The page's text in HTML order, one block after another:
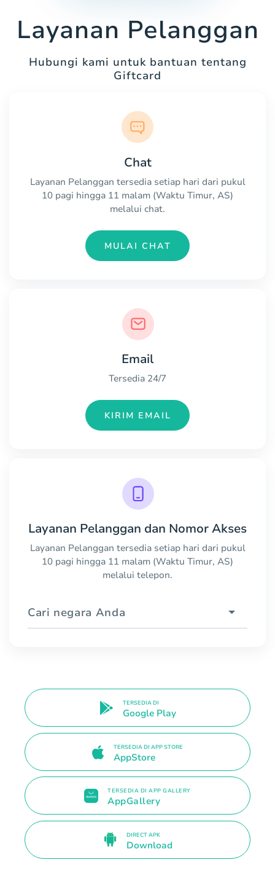
Layanan Pelanggan
Hubungi kami untuk bantuan tentang
Giftcard
Chat
Layanan Pelanggan tersedia setiap hari dari pukul
10 pagi hingga 11 malam (Waktu Timur, AS)
melalui chat.
MULAI CHAT
Email
Tersedia 24/7
KIRIM EMAIL
Layanan Pelanggan dan Nomor Akses
Layanan Pelanggan tersedia setiap hari dari pukul
10 pagi hingga 11 malam (Waktu Timur, AS)
melalui telepon.
Cari negara Anda
TERSEDIA DI
Google Play
TERSEDIA DI APP STORE
AppStore
TERSEDIA DI APP GALLERY
AppGallery
DIRECT APK
Download